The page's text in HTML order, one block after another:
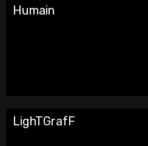
Humain
LighTGrafF